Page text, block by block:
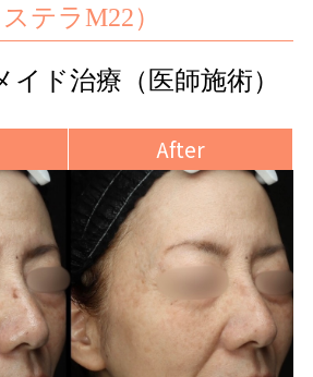
ステラM22）
イド治療（医師施術）
After